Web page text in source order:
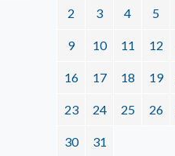
2 3 4 5
9 10 11 12
16 17 18 19
23 24 25 26
30 31